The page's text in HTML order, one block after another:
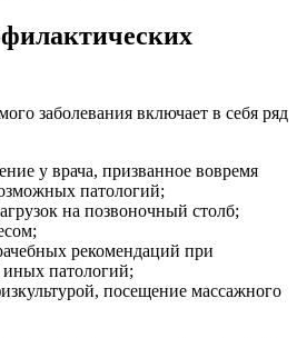
заболевания включает в себя ряд
у врача, призванное вовремя
патологий;
на позвоночный столб;
рекомендаций при
патологий;
посещение массажного